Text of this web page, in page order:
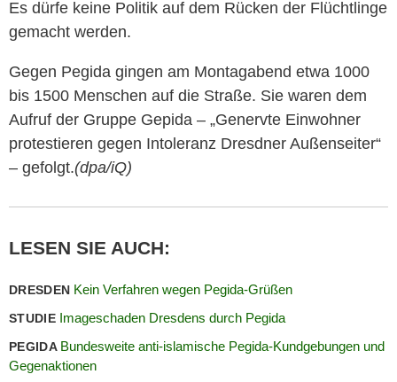
Es dürfe keine Politik auf dem Rücken der Flüchtlinge
gemacht werden.
Gegen Pegida gingen am Montagabend etwa 1000
bis 1500 Menschen auf die Straße. Sie waren dem
Aufruf der Gruppe Gepida – „Genervte Einwohner
protestieren gegen Intoleranz Dresdner Außenseiter“
– gefolgt.(dpa/iQ)
LESEN SIE AUCH:
DRESDEN Kein Verfahren wegen Pegida-Grüßen
STUDIE Imageschaden Dresdens durch Pegida
PEGIDA Bundesweite anti-islamische Pegida-Kundgebungen und
Gegenaktionen